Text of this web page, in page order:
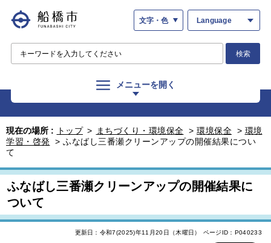
文字・色 Language
検索
メニューを開く
現在の場所 : トップ > まちづくり・環境保全 > 環境保全 > 環境
学習・啓発
> ふなばし三番瀬クリーンアップの開催結果につい
て
ふなばし三番瀬クリーンアップの開催結果に
ついて
更新日：令和7(2025)年11月20日（木曜日） ページID：P040233